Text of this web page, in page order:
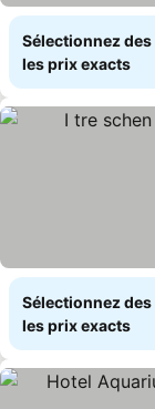
Sélectionnez
les prix exacts
Sélectionnez
les prix exacts